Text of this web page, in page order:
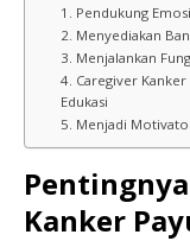
1. Pendukung
2. Menyediakan
3. Menjalankan
4. Caregiver
Edukasi
5. Menjadi
Kanker